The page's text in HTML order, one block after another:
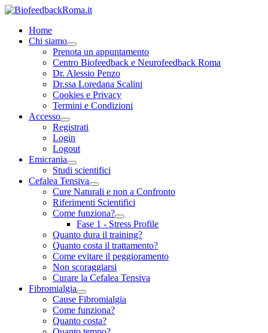
Home
Chi siamo
Prenota un appuntamento
Centro Biofeedback e Neurofeedback Roma
Dr. Alessio Penzo
Dr.ssa Loredana Scalini
Cookies e Privacy
Termini e Condizioni
Accesso
Registrati
Login
Logout
Emicrania
Studi scientifici
Cefalea Tensiva
Cure Naturali e non a Confronto
Riferimenti Scientifici
Come funziona?
Fase 1 - Stress Profile
Quanto dura il training?
Quanto costa il trattamento?
Come evitare il peggioramento
Non scoraggiarsi
Curare la Cefalea Tensiva
Fibromialgia
Cause Fibromialgia
Come funziona?
Quanto costa?